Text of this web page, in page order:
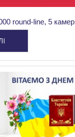
round-line, 5 камер